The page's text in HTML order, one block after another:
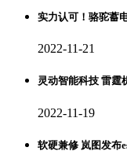
实力认可！骆驼蓄
2022-11-21
灵动智能科技 雷霆
2022-11-19
软硬兼修 岚图发布